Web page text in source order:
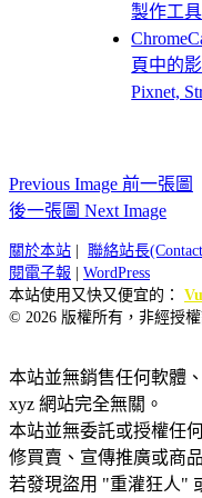
製作工具
頁中的
Pixnet,
Previous Image 前一張圖
後一張圖 Next Image
關於本站 聯絡站長
閱電子報
WordPress
本站使用又快又便宜的：
© 2026 版權所有，非經授
本站並無銷售任何軟體
xyz 網站完全無關。
本站並無委託或授權任
修買賣、宣傳推廣或商
若發現盜用 "重灌狂人"